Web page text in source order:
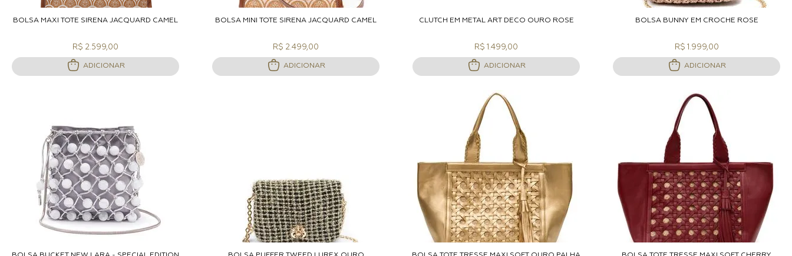
ADICIONAR A SACOLA
BOLSA MAXI TOTE SIRENA JACQUARD CAMEL
R$ 2.599,00
ADICIONAR
ADICIONAR A SACOLA
BOLSA MINI TOTE SIRENA JACQUARD CAMEL
R$ 2.499,00
ADICIONAR
CLUTCH EM METAL ART DÉCO OURO ROSE
R$ 1.499,00
ADICIONAR
ADICIONAR A SACOLA
BOLSA BUNNY EM CROCHÊ ROSE
R$ 1.999,00
ADICIONAR
ADICIONAR A SACOLA ADICIONAR A SACOLA ADICIONAR A SACOLA